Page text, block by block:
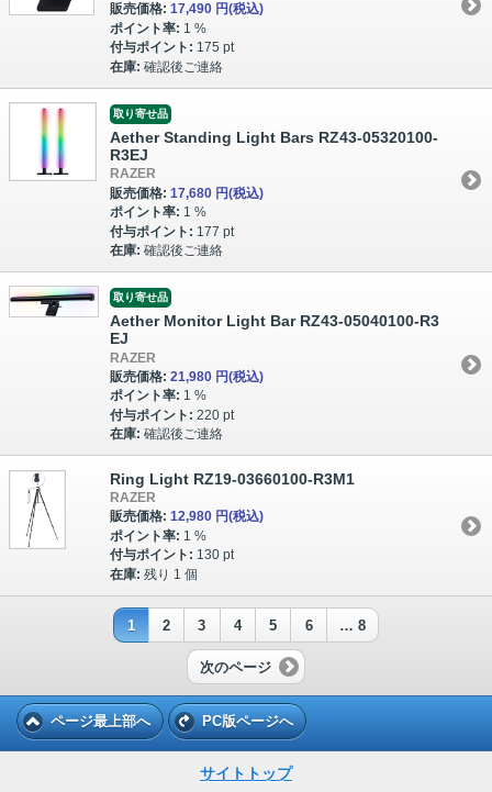
販売価格: 17,490 円(税込)
ポイント率: 1 %
付与ポイント: 175 pt
在庫: 確認後ご連絡
取り寄せ品
Aether Standing Light Bars RZ43-05320100-
R3EJ
RAZER
販売価格: 17,680 円(税込)
ポイント率: 1 %
付与ポイント: 177 pt
在庫: 確認後ご連絡
取り寄せ品
Aether Monitor Light Bar RZ43-05040100-R3
EJ
RAZER
販売価格: 21,980 円(税込)
ポイント率: 1 %
付与ポイント: 220 pt
在庫: 確認後ご連絡
Ring Light RZ19-03660100-R3M1
RAZER
販売価格: 12,980 円(税込)
ポイント率: 1 %
付与ポイント: 130 pt
在庫: 残り 1 個
1 2 3 4 5 6 … 8
次のページ
ページ最上部へ PC版ページへ
サイトトップ